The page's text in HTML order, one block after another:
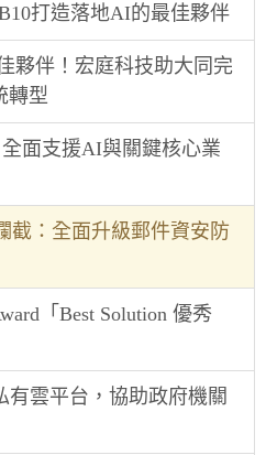
打造落地AI的最佳夥伴
夥伴！宏庭科技助大同完
轉型
面支援AI與關鍵核心業
截：全面升級郵件資安防
「Best Solution 優秀
有雲平台，協助政府機關